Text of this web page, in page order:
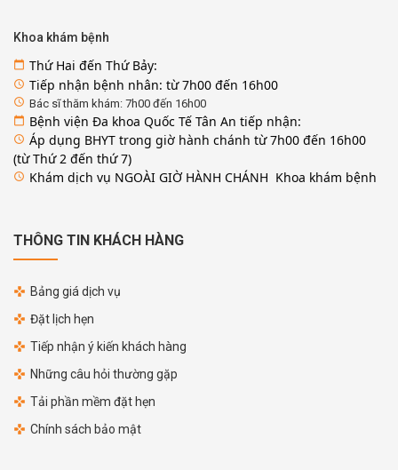
Khoa khám bệnh
calendar_today Thứ Hai đến Thứ Bảy:
access_time Tiếp nhận bệnh nhân: từ 7h00 đến 16h00
access_time Bác sĩ thăm khám: 7h00 đến 16h00
calendar_today Bệnh viện Đa khoa Quốc Tế Tân An tiếp nhận:
access_time Áp dụng BHYT trong giờ hành chánh từ 7h00 đến 16h00
(từ Thứ 2 đến thứ 7)
access_time Khám dịch vụ NGOÀI GIỜ HÀNH CHÁNH Khoa khám bệnh
THÔNG TIN KHÁCH HÀNG
Bảng giá dịch vụ
Đặt lịch hẹn
Tiếp nhận ý kiến khách hàng
Những câu hỏi thường gặp
Tải phần mềm đặt hẹn
Chính sách bảo mật